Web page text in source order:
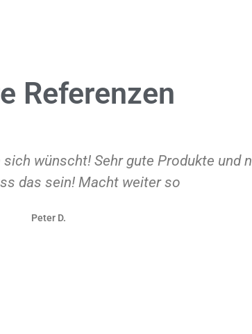
Referenzen
wünscht! Sehr gute Produkte und
das sein! Macht weiter so
Peter D.